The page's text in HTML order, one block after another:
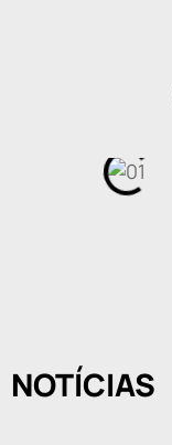
NOTÍCIAS